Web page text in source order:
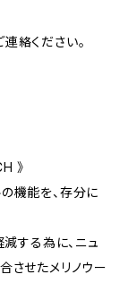
絡ください。
》
機能を、存分に
する為に、ニュ
させたメリノウー